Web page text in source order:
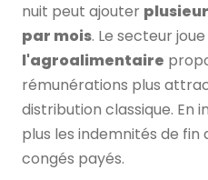
nuit peut ajouter
par mois. Le secteur joue
l'agroalimentaire
rémunérations plus
distribution classique. En
plus les indemnités de fin
congés payés.